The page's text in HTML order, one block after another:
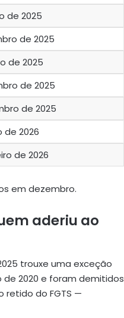
de 2025
de 2025
de 2025
de 2025
de 2025
de 2026
de 2026
em dezembro.
aderiu ao
trouxe uma exceção
2020 e foram demitidos
do FGTS —